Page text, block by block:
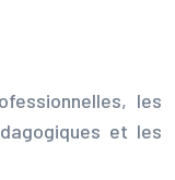
les
et les